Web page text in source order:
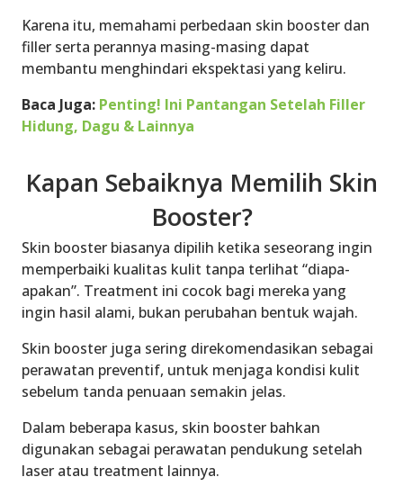
Karena itu, memahami perbedaan skin booster dan
filler serta perannya masing-masing dapat
membantu menghindari ekspektasi yang keliru.
Baca Juga: Penting! Ini Pantangan Setelah Filler
Hidung, Dagu & Lainnya
Kapan Sebaiknya Memilih Skin
Booster?
Skin booster biasanya dipilih ketika seseorang ingin
memperbaiki kualitas kulit tanpa terlihat “diapa-
apakan”. Treatment ini cocok bagi mereka yang
ingin hasil alami, bukan perubahan bentuk wajah.
Skin booster juga sering direkomendasikan sebagai
perawatan preventif, untuk menjaga kondisi kulit
sebelum tanda penuaan semakin jelas.
Dalam beberapa kasus, skin booster bahkan
digunakan sebagai perawatan pendukung setelah
laser atau treatment lainnya.